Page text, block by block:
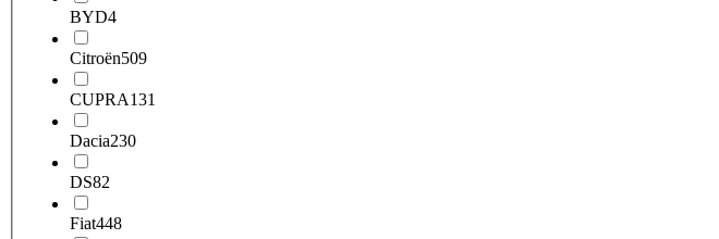
BYD4
Citroën509
CUPRA131
Dacia230
DS82
Fiat448